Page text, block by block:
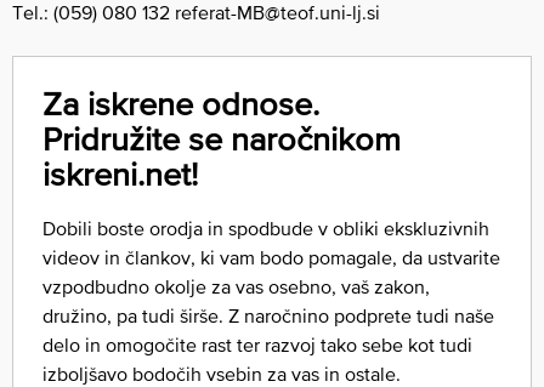
Tel.: (059) 080 132 referat-MB@teof.uni-lj.si
Za iskrene odnose.
Pridružite se naročnikom
iskreni.net!
Dobili boste orodja in spodbude v obliki ekskluzivnih
videov in člankov, ki vam bodo pomagale, da ustvarite
vzpodbudno okolje za vas osebno, vaš zakon,
družino, pa tudi širše. Z naročnino podprete tudi naše
delo in omogočite rast ter razvoj tako sebe kot tudi
izboljšavo bodočih vsebin za vas in ostale.